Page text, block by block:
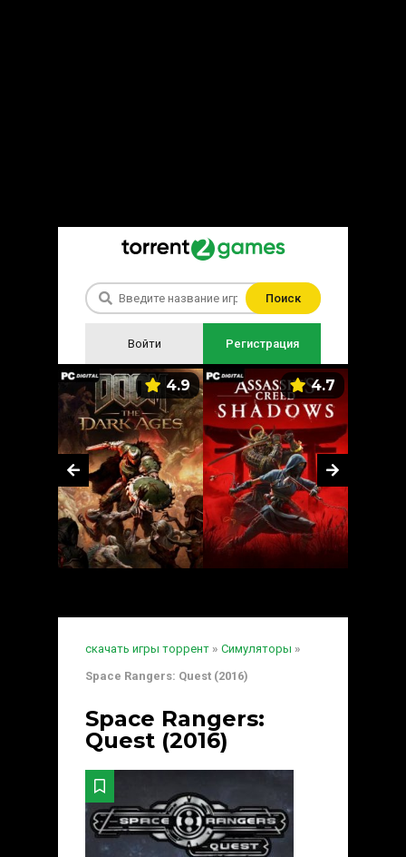
Поиск
Войти Регистрация
4.9 4.7
скачать игры торрент » Симуляторы »
Space Rangers: Quest (2016)
Space Rangers:
Quest (2016)